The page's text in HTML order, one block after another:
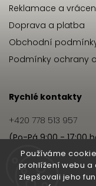
Používáme
prohlížení webu a
zlepšovali jeho
Reklamace a
Doprava a platba
Obchodní
Podmínky ochrany
Rychlé kontakty
+420 778 513 957
(Po-Pá 9:00 - 17:00
info@hairbeat.cz